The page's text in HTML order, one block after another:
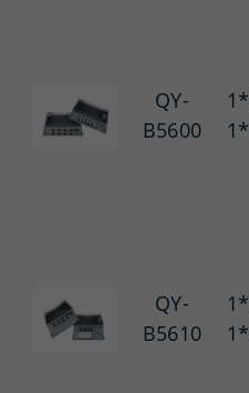
QY-
B5600
QY-
B5610